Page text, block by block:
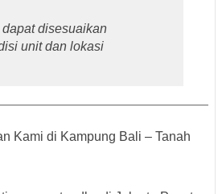
dapat disesuaikan
unit dan lokasi
Kami di Kampung Bali – Tanah